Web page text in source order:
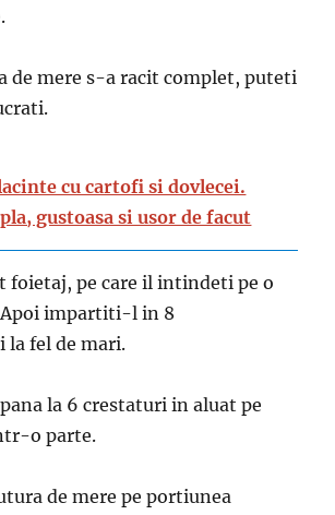
de mere s-a racit complet, puteti
cu cartofi si dovlecei.
gustoasa si usor de facut
foietaj, pe care il intindeti pe o
impartiti-l in 8
fel de mari.
la 6 crestaturi in aluat pe
o parte.
de mere pe portiunea